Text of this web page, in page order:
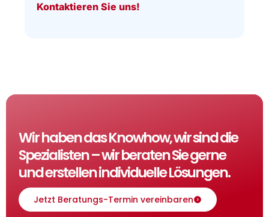
Kontaktieren Sie uns!
Wir haben das Knowhow, wir sind die
Spezialisten – wir beraten Sie gerne
und erstellen individuelle Lösungen.
Jetzt Beratungs-Termin vereinbaren